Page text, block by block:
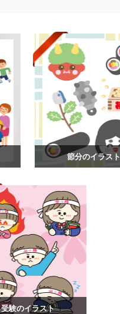
節分のイラスト
受験のイラスト